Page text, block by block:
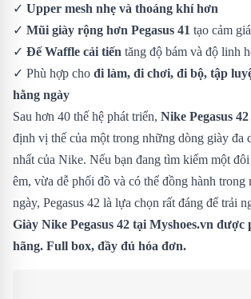
✓ Upper mesh nhẹ và thoáng khí hơn
✓ Mũi giày rộng hơn Pegasus 41 tạo cảm
✓ Đế Waffle cải tiến tăng độ bám và độ linh
✓ Phù hợp cho đi làm, đi chơi, đi bộ, tập
hằng ngày
Sau hơn 40 thế hệ phát triển, Nike Pegasus 42
định vị thế của một trong những dòng giày đa
nhất của Nike. Nếu bạn đang tìm kiếm một
êm, vừa dễ phối đồ và có thể đồng hành trong
ngày, Pegasus 42 là lựa chọn rất đáng để trải
Giày Nike Pegasus 42 tại Myshoes.vn được
hãng. Full box, đầy đủ hóa đơn.